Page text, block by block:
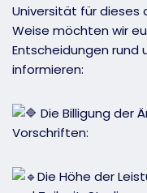
Universität für dieses
Weise möchten wir
Entscheidungen
informieren:
Die Billigung der
Vorschriften:
Die Höhe der